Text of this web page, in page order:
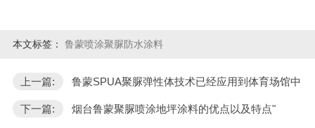
本文标签： 鲁蒙喷涂聚脲防水涂料
上一篇: 鲁蒙SPUA聚脲弹性体技术已经应用到体育场馆中
下一篇: 烟台鲁蒙聚脲喷涂地坪涂料的优点以及特点"